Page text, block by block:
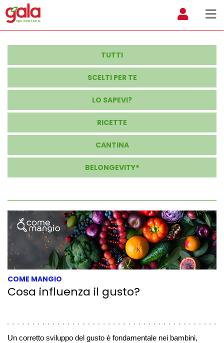
TUTTI
SCELTI PER TE
LO SAPEVI?
RICETTE
CANTINA
BELONGEVITY®
COME MANGIO
Cosa influenza il gusto?
Un corretto sviluppo del gusto è fondamentale nei bambini,